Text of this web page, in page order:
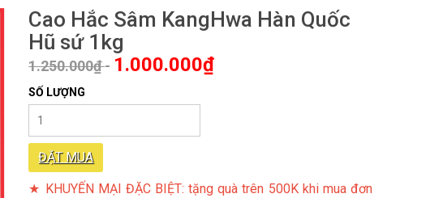
Cao Hắc Sâm KangHwa Hàn Quốc
Hũ sứ 1kg
1.250.000₫- 1.000.000₫
SỐ LƯỢNG
ĐẶT MUA
★ KHUYẾN MẠI ĐẶC BIỆT: tặng quà trên 500K khi mua đơn